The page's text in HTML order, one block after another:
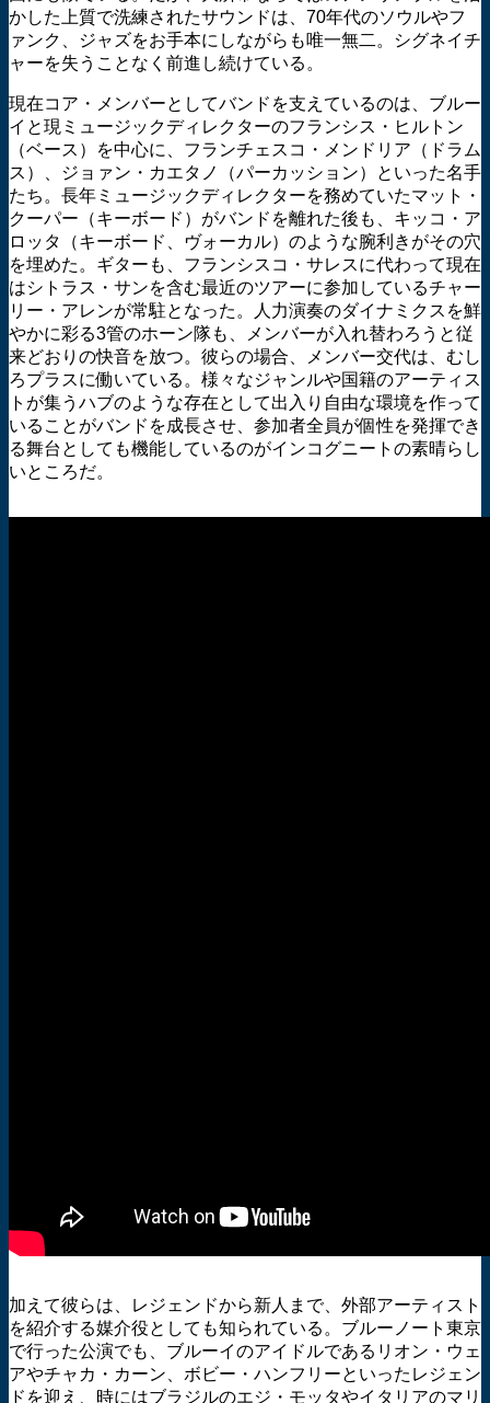
かした上質で洗練されたサウンドは、70年代のソウルやフ
ァンク、ジャズをお手本にしながらも唯一無二。シグネイチ
ャーを失うことなく前進し続けている。
現在コア・メンバーとしてバンドを支えているのは、ブルー
イと現ミュージックディレクターのフランシス・ヒルトン
（ベース）を中心に、フランチェスコ・メンドリア（ドラム
ス）、ジョァン・カエタノ（パーカッション）といった名手
たち。長年ミュージックディレクターを務めていたマット・
クーパー（キーボード）がバンドを離れた後も、キッコ・ア
ロッタ（キーボード、ヴォーカル）のような腕利きがその穴
を埋めた。ギターも、フランシスコ・サレスに代わって現在
はシトラス・サンを含む最近のツアーに参加しているチャー
リー・アレンが常駐となった。人力演奏のダイナミクスを鮮
やかに彩る3管のホーン隊も、メンバーが入れ替わろうと従
来どおりの快音を放つ。彼らの場合、メンバー交代は、むし
ろプラスに働いている。様々なジャンルや国籍のアーティス
トが集うハブのような存在として出入り自由な環境を作って
いることがバンドを成長させ、参加者全員が個性を発揮でき
る舞台としても機能しているのがインコグニートの素晴らし
いところだ。
加えて彼らは、レジェンドから新人まで、外部アーティスト
を紹介する媒介役としても知られている。ブルーノート東京
で行った公演でも、ブルーイのアイドルであるリオン・ウェ
アやチャカ・カーン、ボビー・ハンフリーといったレジェン
ドを迎え、時にはブラジルのエジ・モッタやイタリアのマリ